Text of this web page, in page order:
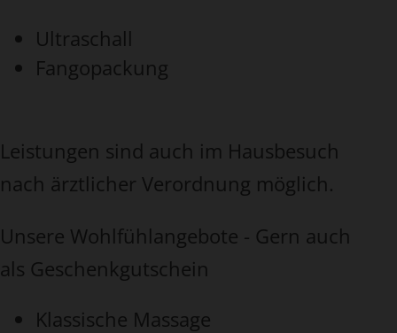
Ultraschall
Fangopackung
Leistungen sind auch im Hausbesuch
nach ärztlicher Verordnung möglich.
Unsere Wohlfühlangebote - Gern auch
als Geschenkgutschein
Klassische Massage